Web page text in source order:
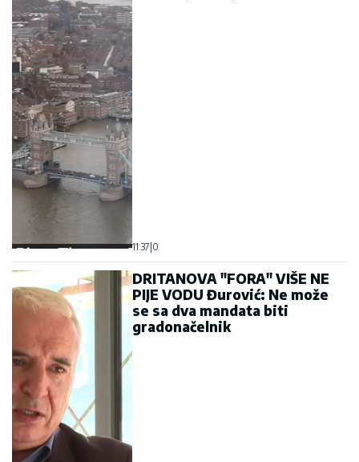
11:37 0
DRITANOVA "FORA" VIŠE NE
PIJE VODU Đurović: Ne može
se sa dva mandata biti
gradonačelnik